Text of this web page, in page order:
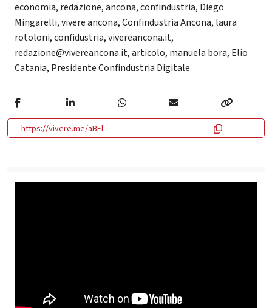
economia, redazione,ancona,confindustria, Diego
Mingarelli,vivere ancona,Confindustria Ancona, laura
rotoloni,confidustria,vivereancona.it,
redazione@vivereancona.it,articolo, manuela bora, Elio
Catania, Presidente Confindustria Digitale
https://vivere.me/aBFl